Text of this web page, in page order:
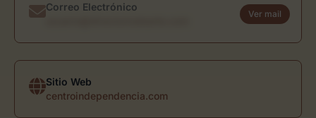
Correo Electrónico
Ver mail
Sitio Web
centroindependencia.com